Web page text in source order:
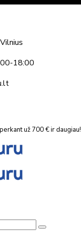
18:00
už 700 € ir daugiau!